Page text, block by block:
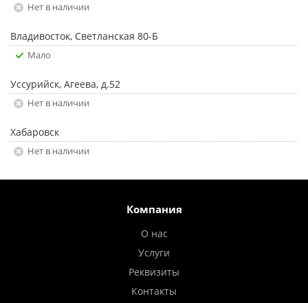
Нет в наличии
Владивосток, Светланская 80-Б
Мало
Уссурийск, Агеева, д.52
Нет в наличии
Хабаровск
Нет в наличии
Компания
О нас
Услуги
Реквизиты
Контакты